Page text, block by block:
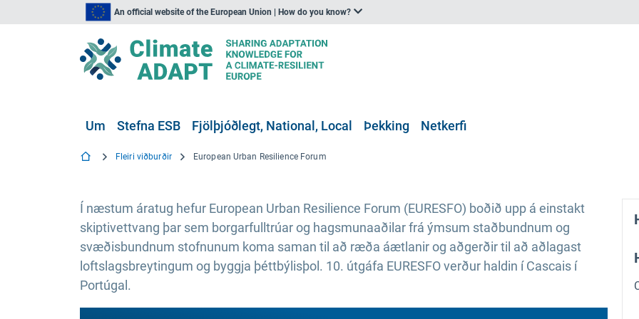
An official website of the European Union | How do you know?
Um Stefna ESB Fjölþjóðlegt, National, Local Þekking Netkerfi
Fleiri viðburðir European Urban Resilience Forum
Í næstum áratug hefur European Urban Resilience Forum (EURESFO) boðið upp á einstakt
skiptivettvang þar sem borgarfulltrúar og hagsmunaaðilar frá ýmsum staðbundnum og
svæðisbundnum stofnunum koma saman til að ræða áætlanir og aðgerðir til að aðlagast
loftslagsbreytingum og byggja þéttbýlisþol. 10. útgáfa EURESFO verður haldin í Cascais í
Portúgal.